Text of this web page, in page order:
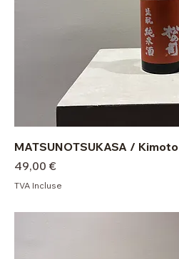
MATSUNOTSUKASA / Kimoto
Prix
49,00 €
TVA Incluse